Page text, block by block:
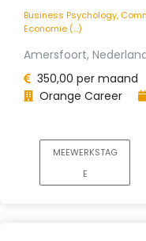
Business Psychology,
Economie (...)
Amersfoort,
350,00 per maand
Orange Career
MEEWERKSTAG
E